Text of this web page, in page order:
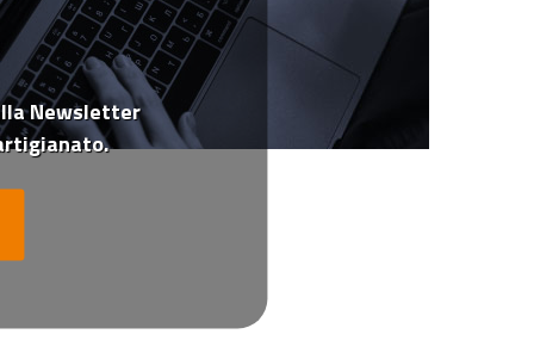
Newsletter